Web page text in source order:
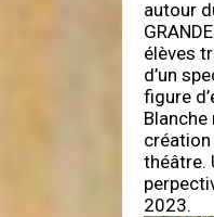
autour
élèves
d’un
figure
création
théâtre.
2023.